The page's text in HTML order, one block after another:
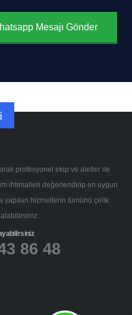
Mesajı Gönder
profesyonel ekip ve aletler ile
ihtimalleri değerlendirip en uygun
yapılan hizmetlerin tümünü çelik
86 48